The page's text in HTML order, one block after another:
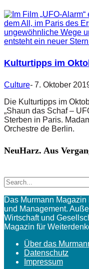
Kulturtipps im
Culture- 7. Oktober
Die Kulturtipps im
„Shaun das Schaf –
Sterben in Paris.
Orchestre de Berlin.
NeuHarz. Aus
Das Murmann
und Management.
Wirtschaft und
Magazin für
Über das
Datenschutz
Impressum